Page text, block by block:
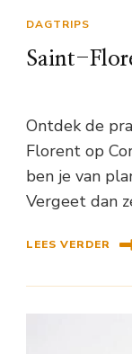
DAGTRIPS
Saint-
Ontdek de
Florent op
ben je van
Vergeet dan
LEES VERDER